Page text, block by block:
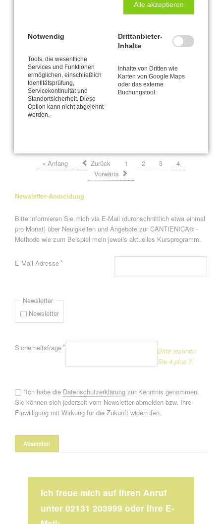
Vorsätze fürs neue Jahr? Ich verrate Ihnen meine...
Bequem soll's sein - fürs Hirn!
Plädoyer für die Hüfte
« Anfang Zurück 1 2 3
4
Vorwärts
Newsletter-Anmeldung
Bitte informieren Sie mich via E-Mail (durchschnittlich etwa einmal
pro Monat) über Neuigkeiten und Angebote zur CANTIENICA® -
Methode wie zum Beispiel mein jeweils aktuelles Kursprogramm.
Pflichtfeld
E-Mail-Adresse*
Newsletter
Newsletter
Pflichtfeld
Sicherheitsfrage*
Bitte rechnen
Sie 4 plus 7.
*Ich habe die Datenschutzerklärungzur Kenntnis genommen.
Sie können sich jederzeit vom Newsletter abmelden bzw. Ihre
Einwilligung mit Wirkung für die Zukunft widerrufen.
Ich freue mich auf Ihren Anruf
unter 02131 203999 oder Ihre E-
Alle akzeptieren
Notwendig
Tools, die wesentliche
Services und Funktionen
ermöglichen, einschließlich
Identitätsprüfung,
Servicekontinuität und
Standortsicherheit. Diese
Option kann nicht abgelehnt
werden.
Drittanbieter-
Inhalte
Inhalte von Dritten wie
Karten von Google Maps
oder das externe
Buchungstool.